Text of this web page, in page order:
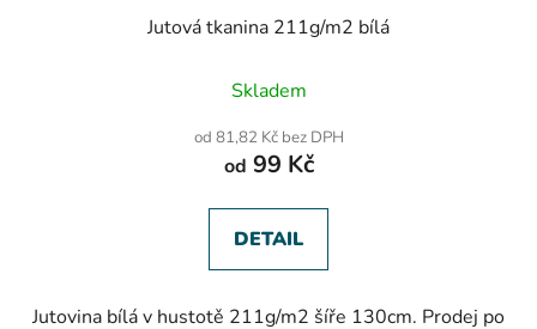
Jutová tkanina 211g/m2 bílá
Skladem
od 81,82 Kč bez DPH
od 99 Kč
DETAIL
Jutovina bílá v hustotě 211g/m2 šíře 130cm. Prodej po